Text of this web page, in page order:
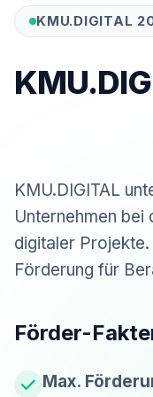
KMU.DIGITAL
KMU.DIGITAL
Unternehmen bei
digitaler
Förderung für
Förder-
Max.